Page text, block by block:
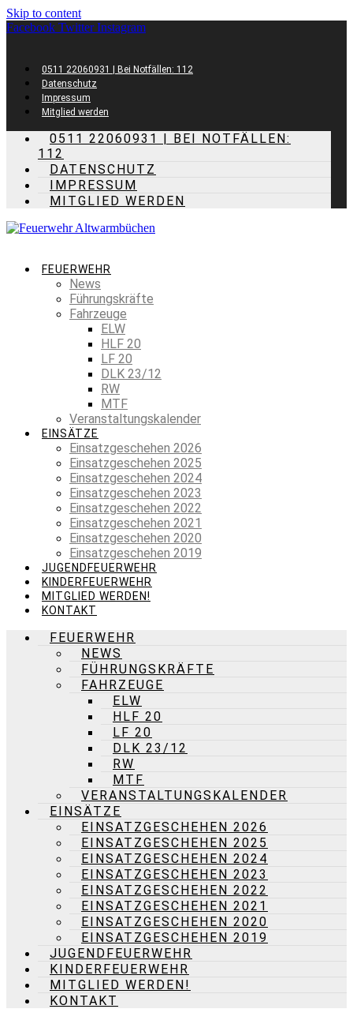
Skip to content
Facebook Twitter Instagram
0511 22060931 | Bei Notfällen: 112
Datenschutz
Impressum
Mitglied werden
0511 22060931 | BEI NOTFÄLLEN:
112
DATENSCHUTZ
IMPRESSUM
MITGLIED WERDEN
FEUERWEHR
News
Führungskräfte
Fahrzeuge
ELW
HLF 20
LF 20
DLK 23/12
RW
MTF
Veranstaltungskalender
EINSÄTZE
Einsatzgeschehen 2026
Einsatzgeschehen 2025
Einsatzgeschehen 2024
Einsatzgeschehen 2023
Einsatzgeschehen 2022
Einsatzgeschehen 2021
Einsatzgeschehen 2020
Einsatzgeschehen 2019
JUGENDFEUERWEHR
KINDERFEUERWEHR
MITGLIED WERDEN!
KONTAKT
FEUERWEHR
NEWS
FÜHRUNGSKRÄFTE
FAHRZEUGE
ELW
HLF 20
LF 20
DLK 23/12
RW
MTF
VERANSTALTUNGSKALENDER
EINSÄTZE
EINSATZGESCHEHEN 2026
EINSATZGESCHEHEN 2025
EINSATZGESCHEHEN 2024
EINSATZGESCHEHEN 2023
EINSATZGESCHEHEN 2022
EINSATZGESCHEHEN 2021
EINSATZGESCHEHEN 2020
EINSATZGESCHEHEN 2019
JUGENDFEUERWEHR
KINDERFEUERWEHR
MITGLIED WERDEN!
KONTAKT